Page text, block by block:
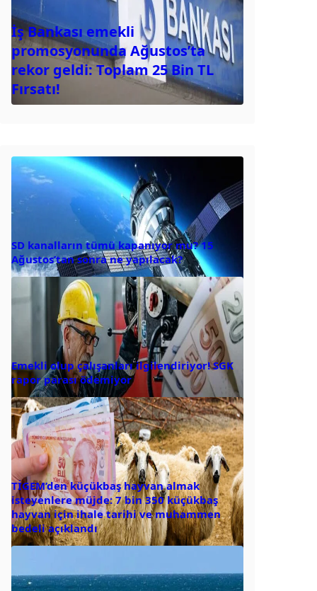
İş Bankası emekli
promosyonunda Ağustos’ta
rekor geldi: Toplam 25 Bin TL
Fırsatı!
SD kanalların tümü kapanıyor mu? 15
Ağustos’tan sonra ne yapılacak?
Emekli olup çalışanları ilgilendiriyor! SGK
rapor parası ödemiyor
TİGEM’den küçükbaş hayvan almak
isteyenlere müjde: 7 bin 350 küçükbaş
hayvan için ihale tarihi ve muhammen
bedeli açıklandı